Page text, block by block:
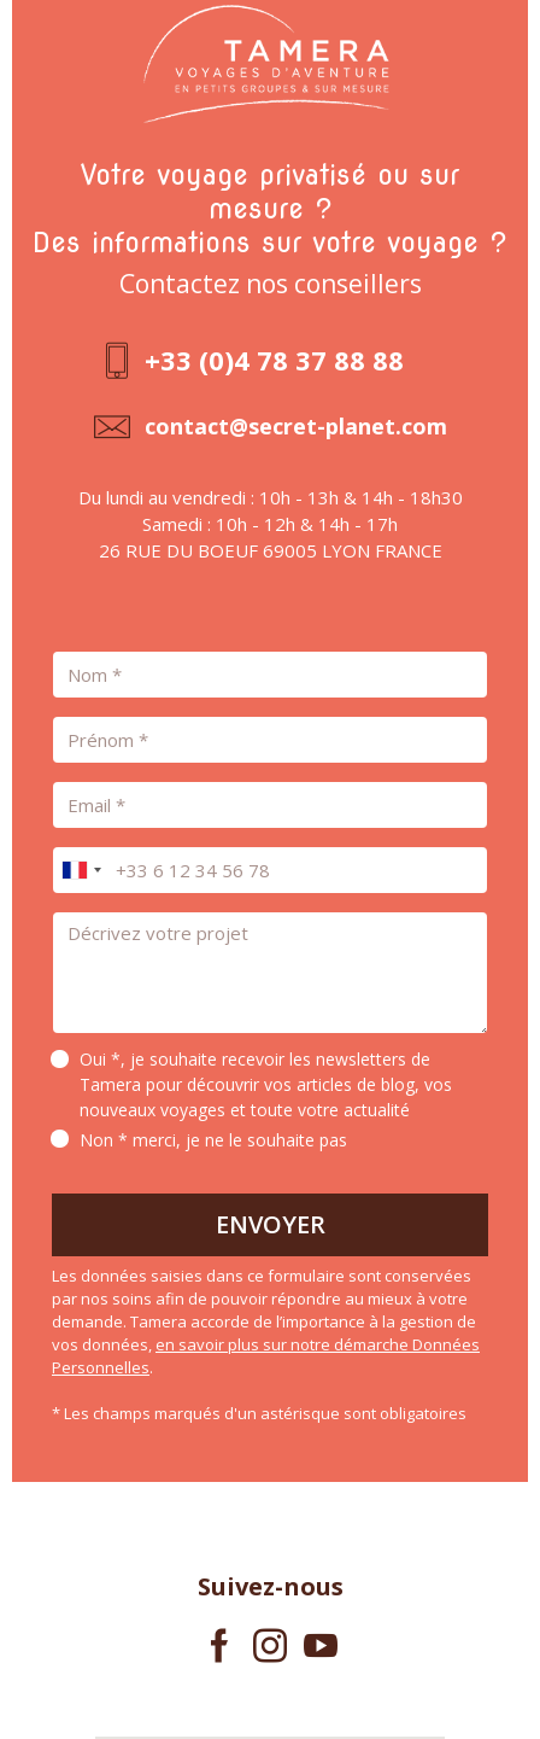
Votre voyage privatisé ou sur
mesure ?
Des informations sur votre voyage ?
Contactez nos conseillers
+33 (0)4 78 37 88 88
contact@secret-planet.com
Du lundi au vendredi : 10h - 13h & 14h - 18h30
Samedi : 10h - 12h & 14h - 17h
26 RUE DU BOEUF 69005 LYON FRANCE
Nom
Prénom
Email
Téléphone
Message *
Oui *, je souhaite recevoir les newsletters de
Tamera pour découvrir vos articles de blog, vos
nouveaux voyages et toute votre actualité
Non * merci, je ne le souhaite pas
ENVOYER
Les données saisies dans ce formulaire sont conservées
par nos soins afin de pouvoir répondre au mieux à votre
demande. Tamera accorde de l’importance à la gestion de
vos données, en savoir plus sur notre démarche Données
Personnelles.
* Les champs marqués d'un astérisque sont obligatoires
Suivez-nous